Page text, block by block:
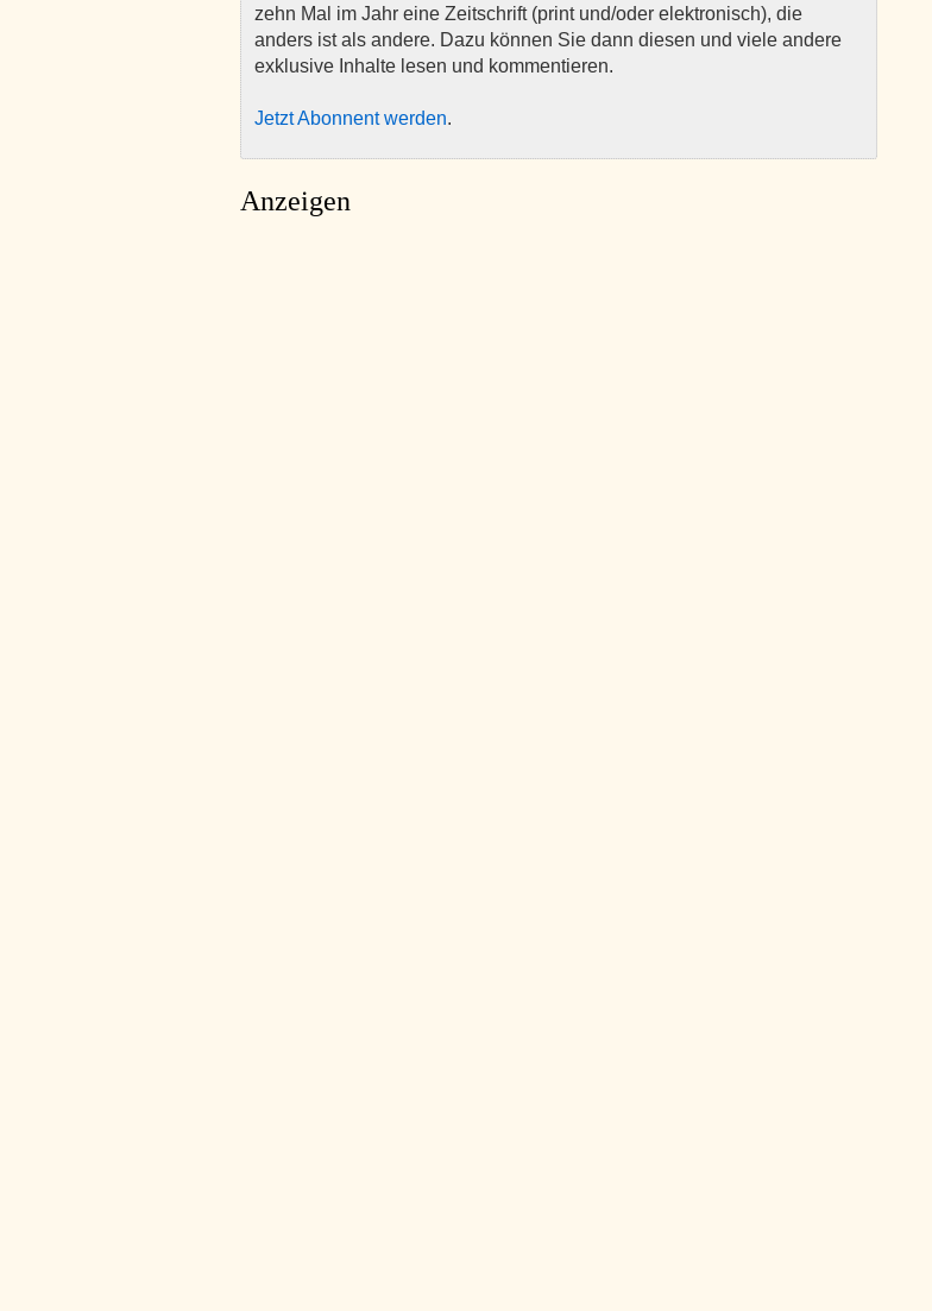
zehn Mal im Jahr eine Zeitschrift (print und/oder elektronisch), die
anders ist als andere. Dazu können Sie dann diesen und viele andere
exklusive Inhalte lesen und kommentieren.
Jetzt Abonnent werden.
Anzeigen